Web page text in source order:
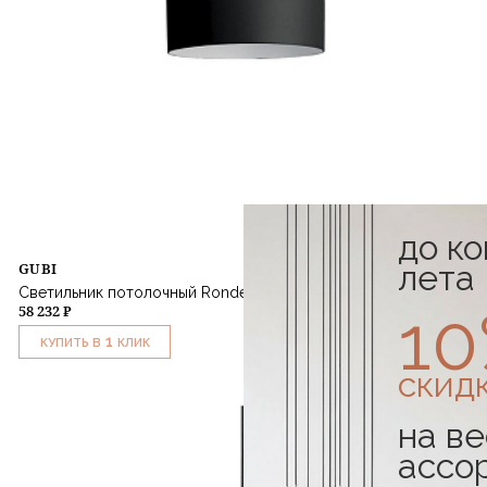
GUBI
Светильник потолочный Ronde Pendant Black Ø20
58 232 ₽
КУПИТЬ В 1 КЛИК
до
лета
на